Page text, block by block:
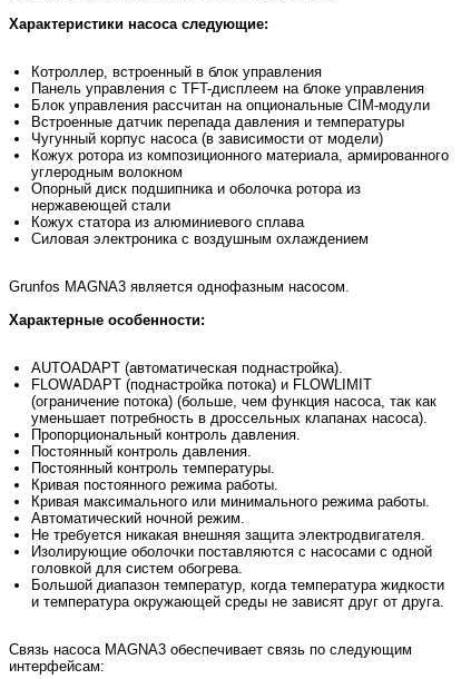
Характеристики насоса следующие:
Котроллер, встроенный в блок управления
Панель управления с TFT-дисплеем на блоке управления
Блок управления рассчитан на опциональные CIM-модули
Встроенные датчик перепада давления и температуры
Чугунный корпус насоса (в зависимости от модели)
Кожух ротора из композиционного материала, армированного
углеродным волокном
Опорный диск подшипника и оболочка ротора из
нержавеющей стали
Кожух статора из алюминиевого сплава
Силовая электроника с воздушным охлаждением
Grunfos MAGNA3 является однофазным насосом.
Характерные особенности:
AUTOADAPT (автоматическая поднастройка).
FLOWADAPT (поднастройка потока) и FLOWLIMIT
(ограничение потока) (больше, чем функция насоса, так как
уменьшает потребность в дроссельных клапанах насоса).
Пропорциональный контроль давления.
Постоянный контроль давления.
Постоянный контроль температуры.
Кривая постоянного режима работы.
Кривая максимального или минимального режима работы.
Автоматический ночной режим.
Не требуется никакая внешняя защита электродвигателя.
Изолирующие оболочки поставляются с насосами с одной
головкой для систем обогрева.
Большой диапазон температур, когда температура жидкости
и температура окружающей среды не зависят друг от друга.
Связь насоса MAGNA3 обеспечивает связь по следующим
интерфейсам: